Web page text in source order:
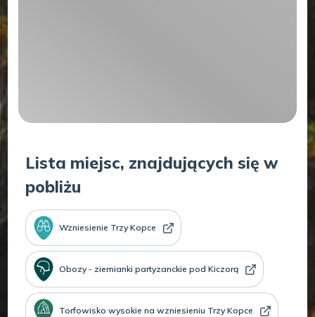
Lista miejsc, znajdujących się w
pobliżu
Wzniesienie Trzy Kopce
Obozy - ziemianki partyzanckie pod Kiczorą
Torfowisko wysokie na wzniesieniu Trzy Kopce